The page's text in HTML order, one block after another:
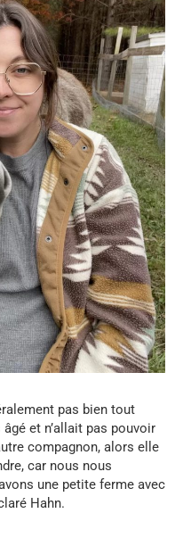
pas bien tout
et n’allait pas pouvoir
compagnon, alors elle
car nous nous
une petite ferme avec
Hahn.